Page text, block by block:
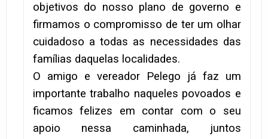
objetivos do nosso plano de governo e
firmamos o compromisso de ter um olhar
cuidadoso a todas as necessidades das
famílias daquelas localidades.
O amigo e vereador Pelego já faz um
importante trabalho naqueles povoados e
ficamos felizes em contar com o seu
apoio nessa caminhada, juntos